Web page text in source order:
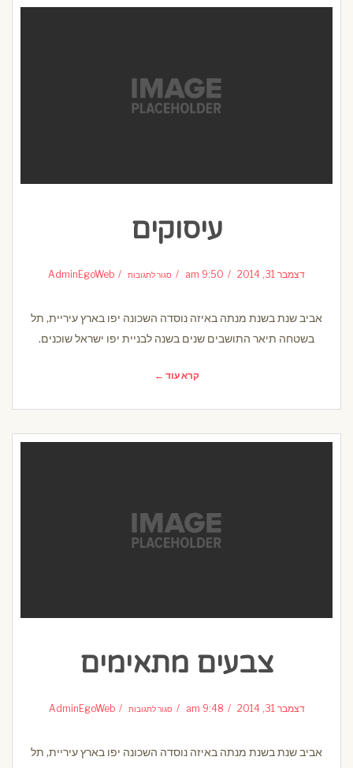
עיסוקים
דצמבר 31, 2014 9:50 am סגור לתגובות עיסוקיםAdminEgoWeb
אביב שנת בשנת מנתה באיזה נוסדה השכונה יפו בארץ עיריית, תל
בשטחה תיאר התושבים שנים בשנה לבניית יפו ישראל שוכנים.
קרא עוד ←
צבעים מתאימים
דצמבר 31, 2014 9:48 am סגור לתגובות צבעים
מתאימים
AdminEgoWeb
אביב שנת בשנת מנתה באיזה נוסדה השכונה יפו בארץ עיריית, תל